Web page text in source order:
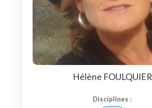
Hélène FOULQUIER
Disciplines :